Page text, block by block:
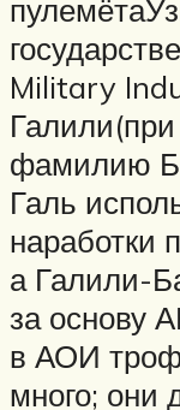
Military
фамилию
Галь
наработки
а Галили-
за основу
в АОИ
много; они